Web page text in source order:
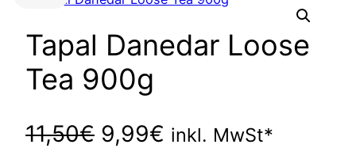
Tapal Danedar Loose
Tea 900g
11,50€ U
9,99€ A
inkl. MwSt*